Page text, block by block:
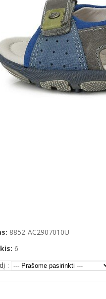
8852-AC2907010U
6
: